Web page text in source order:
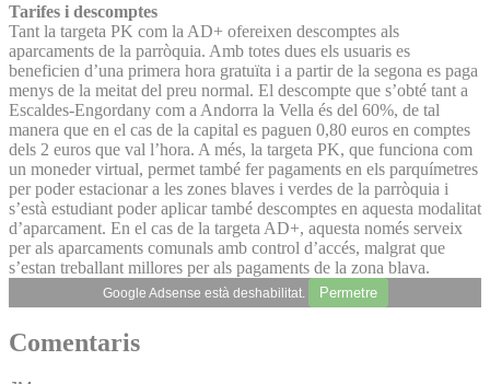
Tarifes i descomptes
Tant la targeta PK com la AD+ ofereixen descomptes als
aparcaments de la parròquia. Amb totes dues els usuaris es
beneficien d’una primera hora gratuïta i a partir de la segona es paga
menys de la meitat del preu normal. El descompte que s’obté tant a
Escaldes-Engordany com a Andorra la Vella és del 60%, de tal
manera que en el cas de la capital es paguen 0,80 euros en comptes
dels 2 euros que val l’hora. A més, la targeta PK, que funciona com
un moneder virtual, permet també fer pagaments en els parquímetres
per poder estacionar a les zones blaves i verdes de la parròquia i
s’està estudiant poder aplicar també descomptes en aquesta modalitat
d’aparcament. En el cas de la targeta AD+, aquesta només serveix
per als aparcaments comunals amb control d’accés, malgrat que
s’estan treballant millores per als pagaments de la zona blava.
Google Adsense està deshabilitat. Permetre
Comentaris